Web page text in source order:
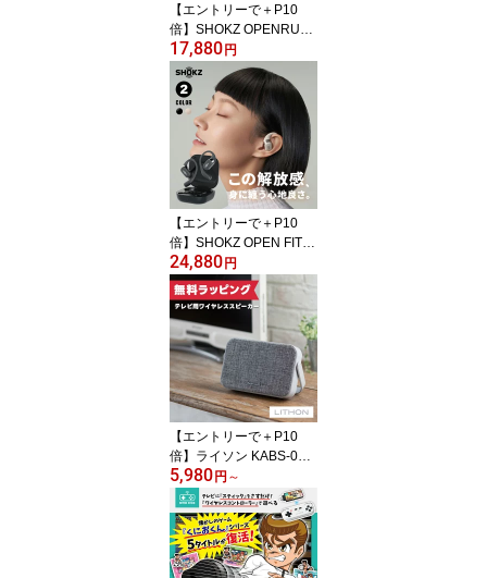
【エントリーで＋P10
倍】SHOKZ OPENRUN
ワイヤレス骨伝導イヤホ
ン SKZ-EP-00000
17,880円
【エントリーで＋P10
倍】SHOKZ OPEN FIT
オープンイヤー型 ワイヤ
レスイヤホン SKZ-EP-00
00
24,880円
【エントリーで＋P10
倍】ライソン KABS-016
A KABS-039A テレビ用
ワイヤレススピーカー （
Bluetooth ブルートゥー
ス スピーカー 無線 プレ
ゼント ギフト SP-15 SP-
39 ）
5,980円 ～